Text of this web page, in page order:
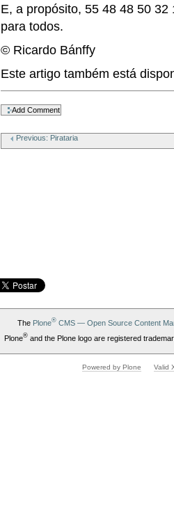
E, a propósito,55 48 48 50 32
para todos.
© Ricardo Bánffy
Este artigo também está
Actions
Previous: Pirataria
The Plone®CMS — Open Source Content
Plone®and the Plone logo are registered
Powered by Plone Valid